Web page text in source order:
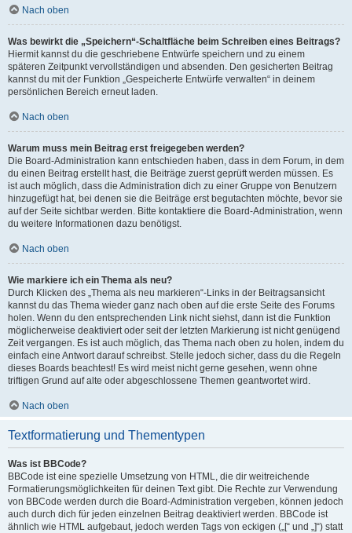
Nach oben
Was bewirkt die „Speichern“-Schaltfläche beim Schreiben eines Beitrags?
Hiermit kannst du die geschriebene Entwürfe speichern und zu einem
späteren Zeitpunkt vervollständigen und absenden. Den gesicherten Beitrag
kannst du mit der Funktion „Gespeicherte Entwürfe verwalten“ in deinem
persönlichen Bereich erneut laden.
Nach oben
Warum muss mein Beitrag erst freigegeben werden?
Die Board-Administration kann entschieden haben, dass in dem Forum, in dem
du einen Beitrag erstellt hast, die Beiträge zuerst geprüft werden müssen. Es
ist auch möglich, dass die Administration dich zu einer Gruppe von Benutzern
hinzugefügt hat, bei denen sie die Beiträge erst begutachten möchte, bevor sie
auf der Seite sichtbar werden. Bitte kontaktiere die Board-Administration, wenn
du weitere Informationen dazu benötigst.
Nach oben
Wie markiere ich ein Thema als neu?
Durch Klicken des „Thema als neu markieren“-Links in der Beitragsansicht
kannst du das Thema wieder ganz nach oben auf die erste Seite des Forums
holen. Wenn du den entsprechenden Link nicht siehst, dann ist die Funktion
möglicherweise deaktiviert oder seit der letzten Markierung ist nicht genügend
Zeit vergangen. Es ist auch möglich, das Thema nach oben zu holen, indem du
einfach eine Antwort darauf schreibst. Stelle jedoch sicher, dass du die Regeln
dieses Boards beachtest! Es wird meist nicht gerne gesehen, wenn ohne
triftigen Grund auf alte oder abgeschlossene Themen geantwortet wird.
Nach oben
Textformatierung und Thementypen
Was ist BBCode?
BBCode ist eine spezielle Umsetzung von HTML, die dir weitreichende
Formatierungsmöglichkeiten für deinen Text gibt. Die Rechte zur Verwendung
von BBCode werden durch die Board-Administration vergeben, können jedoch
auch durch dich für jeden einzelnen Beitrag deaktiviert werden. BBCode ist
ähnlich wie HTML aufgebaut, jedoch werden Tags von eckigen („[“ und „]“) statt